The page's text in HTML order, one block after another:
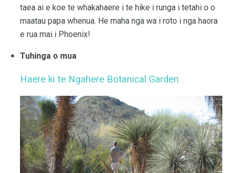
taea ai e koe te whakahaere i te hike i runga i tetahi o o
maatau papa whenua. He maha nga wa i roto i nga haora
e rua mai i Phoenix!
Tuhinga o mua
Haere ki te Ngahere Botanical Garden